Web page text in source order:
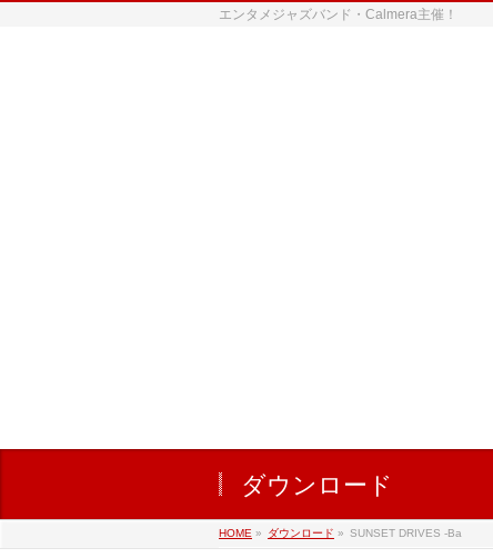
エンタメジャズバンド・Calmera主催！
ダウンロード
HOME » ダウンロード » SUNSET DRIVES -Ba